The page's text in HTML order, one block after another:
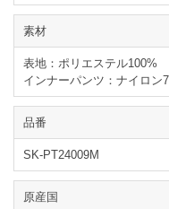
素材
表地：ポリエステル100%
インナーパンツ：ナイロ
品番
SK-PT24009M
原産国